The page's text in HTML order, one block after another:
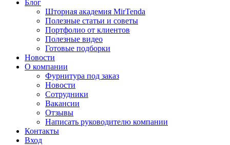
Блог
Шторная академия MirTenda
Полезные статьи и советы
Портфолио от клиентов
Полезные видео
Готовые подборки
Новости
О компании
Фурнитура под заказ
Новости
Сотрудники
Вакансии
Отзывы
Написать руководителю компании
Контакты
Вход